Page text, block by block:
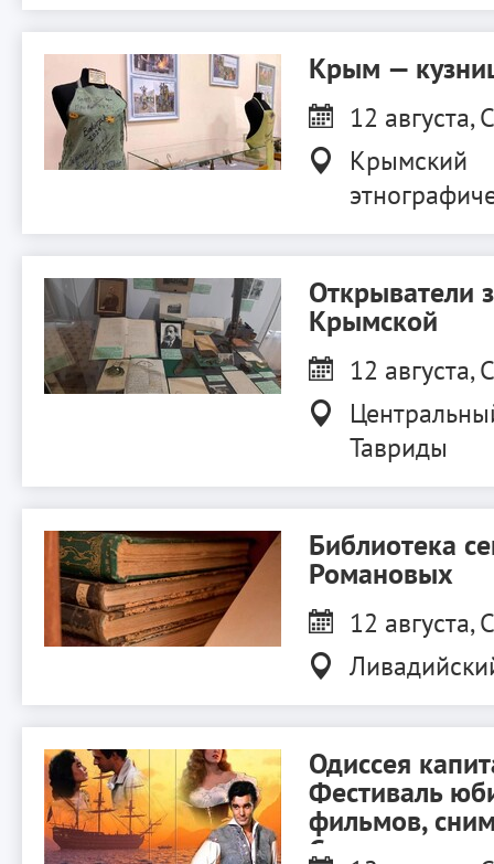
Крым —
12 августа,
Крымский
Открыватели
Крымской
12 августа,
Тавриды
Библиотека
Романовых
12 августа,
Одиссея
Фестиваль
фильмов,
Судаке.